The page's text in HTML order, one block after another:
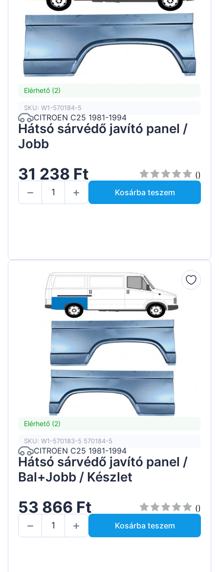
Elérhető (2)
SKU: W1-570184-5
CITROEN C25 1981-1994
Hátsó sárvédő javító panel /
Jobb
31 238 Ft
()
Kosárba teszem
Elérhető (2)
SKU: W1-570183-5 570184-5
CITROEN C25 1981-1994
Hátsó sárvédő javító panel /
Bal+Jobb / Készlet
53 866 Ft
()
Kosárba teszem